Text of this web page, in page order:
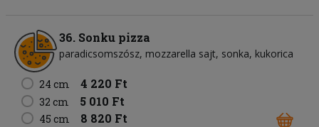
36. Sonku pizza
paradicsomszósz mozzarella sajt sonka kukorica
24 cm 4 220 Ft
32 cm 5 010 Ft
45 cm 8 820 Ft